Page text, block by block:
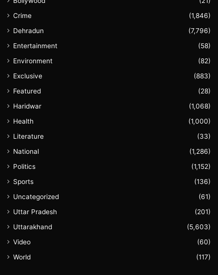
Crime
(1,846)
Dehradun
(7,796)
Entertainment
(58)
Environment
(82)
Exclusive
(883)
Featured
(28)
Haridwar
(1,068)
Health
(1,000)
Literature
(33)
National
(1,286)
Politics
(1,152)
Sports
(136)
Uncategorized
(61)
Uttar Pradesh
(201)
Uttarakhand
(5,603)
Video
(60)
World
(117)